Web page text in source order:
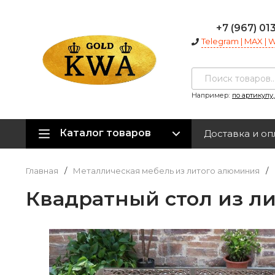
+7 (967)
Telegram | MAX |
Например: по
Каталог товаров Доставка и
Главная / Металлическая мебель из литого алюминия /
Квадратный стол из